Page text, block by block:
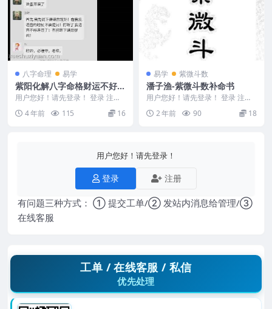
八字命理 易学
紫阳化解八字命格财运不好的
方法
用户您好！请先登录！ 登录 注册
紫阳化解八字命格财运不好的方法
M2301-2...
4 年前 115 16
易学 紫微斗数
潘子渔-紫微斗数补命书
用户您好！请先登录！ 登录 注册
潘子渔-紫微斗数补命书 2403017-
5 潘...2 年前 90 18
用户您好！请先登录！
登录 注册
有问题三种方式： ① 提交工单/② 发站内消息给管理/③
在线客服
工单 / 在线客服 / 私信
优先处理